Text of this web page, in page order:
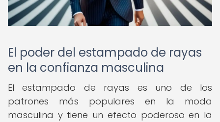
El poder del estampado de rayas
en la confianza masculina
El estampado de rayas es uno de los
patrones más populares en la moda
masculina y tiene un efecto poderoso en la